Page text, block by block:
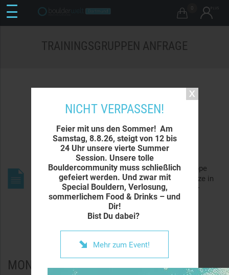
NICHT VERPASSEN!
Feier mit uns den Sommer! Am
Samstag, 8.8.26, steigt von 12 bis
24 Uhr unsere vierte Summer
Session. Unsere tolle
Bouldercommunity muss schließlich
gefeiert werden. Und zwar mit
Special Bouldern, Verlosung,
sommerlichem Food & Drinks – und
Dir!
Bist Du dabei?
 Mehr zum Event!
 0
TRAININGSGRUPPEN ANFRAGE
INTERESSEN-LISTE
Fülle uns bei Interesse an einem alternativen
Trainingsgruppen-Termine bitte das folgende
Anfrageformular aus. Sobald wir eine neue Gruppe
eröffnen, melden wir uns bei Dir. Alle freien Plätze in
unserenbestehenden Gruppenkannst Du immer
aktuell online einsehen und einen Vertragsplatz
MONTAG